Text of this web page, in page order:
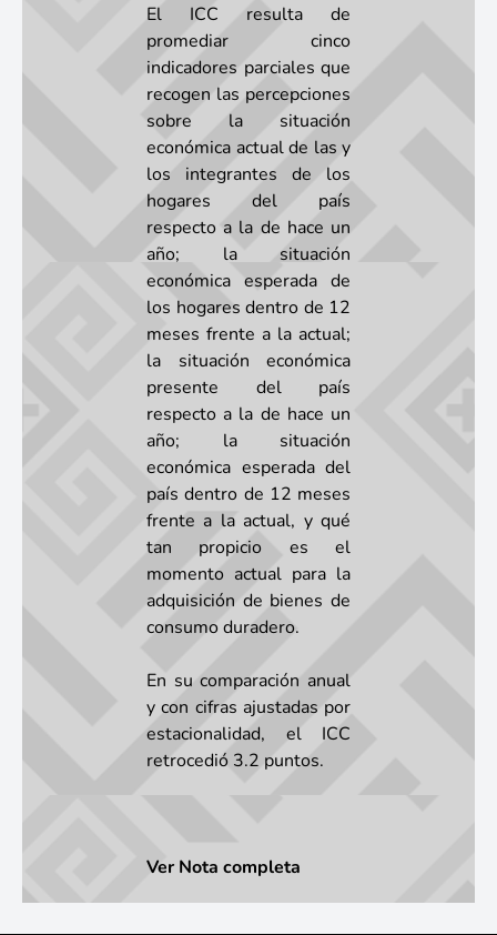
El ICC resulta de
promediar cinco
indicadores parciales que
recogen las percepciones
sobre la situación
económica actual de las y
los integrantes de los
hogares del país
respecto a la de hace un
año; la situación
económica esperada de
los hogares dentro de 12
meses frente a la actual;
la situación económica
presente del país
respecto a la de hace un
año; la situación
económica esperada del
país dentro de 12 meses
frente a la actual, y qué
tan propicio es el
momento actual para la
adquisición de bienes de
consumo duradero.
En su comparación anual
y con cifras ajustadas por
estacionalidad, el ICC
retrocedió 3.2 puntos.
Ver Nota completa